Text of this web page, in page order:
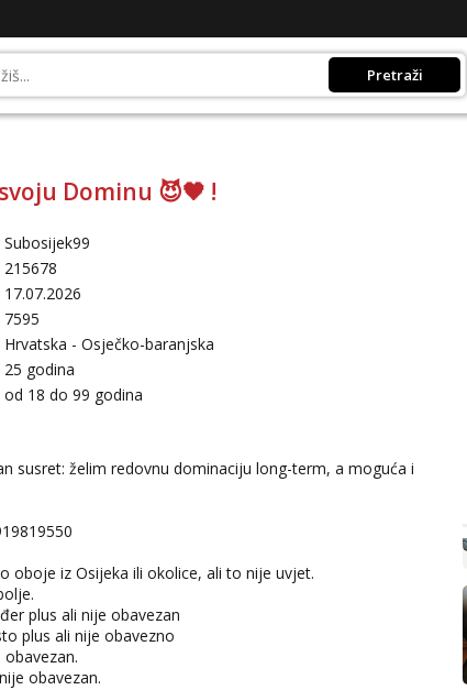
Pretraži
Dominu 😈🖤 !
Subosijek99
215678
17.07.2026
7595
Hrvatska - Osječko-baranjska
25 godina
od 18 do 99 godina
susret: želim redovnu dominaciju long-term, a moguća i
oboje iz Osijeka ili okolice, ali to nije uvjet.
plus ali nije obavezan
plus ali nije obavezno
obavezan.
obavezan.